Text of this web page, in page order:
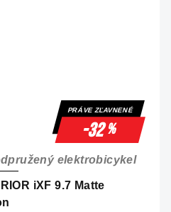
PRÁVE ZĽAVNENÉ
-32%
iXF 9.7 Matte
elektrobicykel